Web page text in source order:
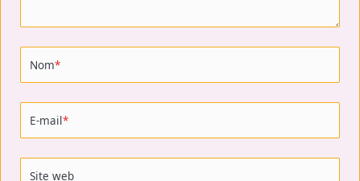
Nom*
E-mail*
Site web